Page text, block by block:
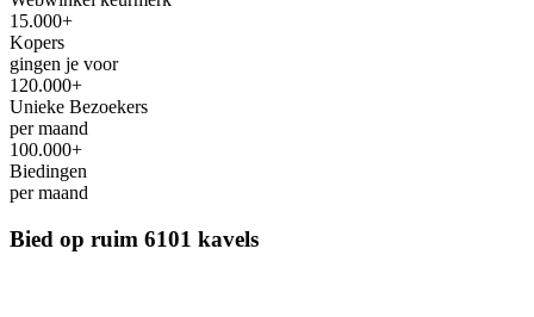
15.000+
Kopers
gingen je voor
120.000+
Unieke Bezoekers
per maand
100.000+
Biedingen
per maand
Bied op ruim 6101 kavels